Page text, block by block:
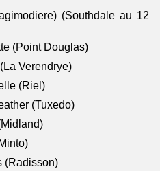
(Southdale au 12
(Point Douglas)
Verendrye)
(Riel)
(Tuxedo)
(Radisson)